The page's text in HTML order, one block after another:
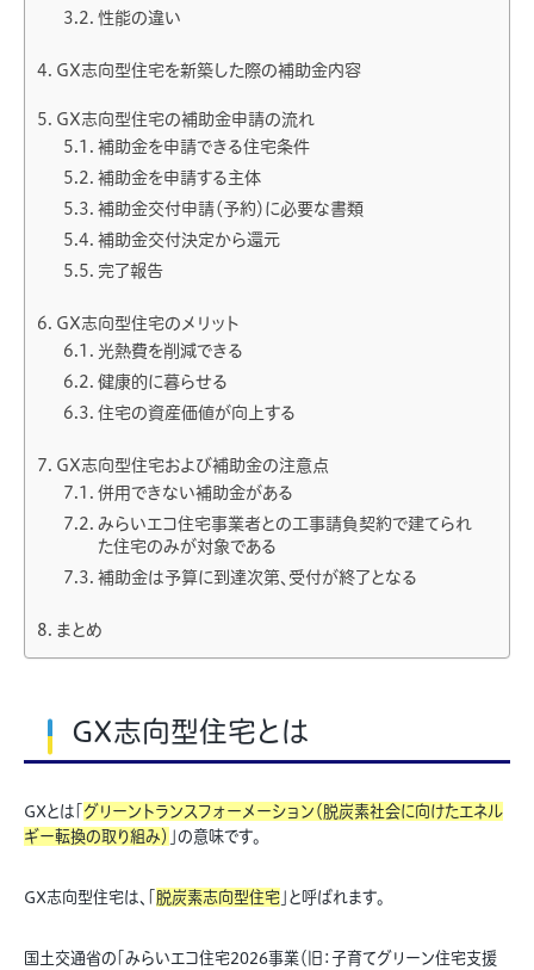
性能の違い
GX志向型住宅を新築した際の補助金内容
GX志向型住宅の補助金申請の流れ
補助金を申請できる住宅条件
補助金を申請する主体
補助金交付申請（予約）に必要な書類
補助金交付決定から還元
完了報告
GX志向型住宅のメリット
光熱費を削減できる
健康的に暮らせる
住宅の資産価値が向上する
GX志向型住宅および補助金の注意点
併用できない補助金がある
みらいエコ住宅事業者との工事請負契約で建てられ
た住宅のみが対象である
補助金は予算に到達次第、受付が終了となる
まとめ
GX志向型住宅とは
GXとは「 グリーントランスフォーメーション（脱炭素社会に向けたエネル
ギー転換の取り組み） 」の意味です。
GX志向型住宅は、「 脱炭素志向型住宅」と呼ばれます。
国土交通省の「みらいエコ住宅2026事業（旧：子育てグリーン住宅支援